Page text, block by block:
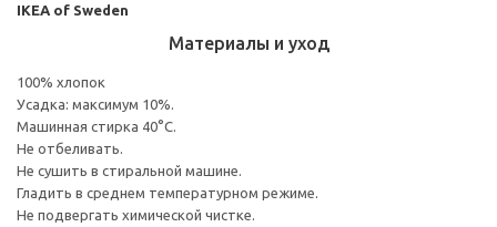
IKEA of Sweden
Материалы и уход
100% хлопок
Усадка: максимум 10%.
Машинная стирка 40°С.
Не отбеливать.
Не сушить в стиральной машине.
Гладить в среднем температурном режиме.
Не подвергать химической чистке.